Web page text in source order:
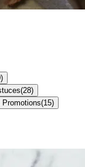
)
(28)
(15)